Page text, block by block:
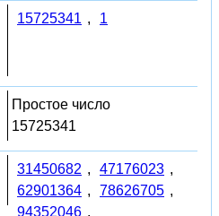
15725341 , 1
Простое число
15725341
31450682 , 47176023 ,
62901364 , 78626705 ,
94352046 ,